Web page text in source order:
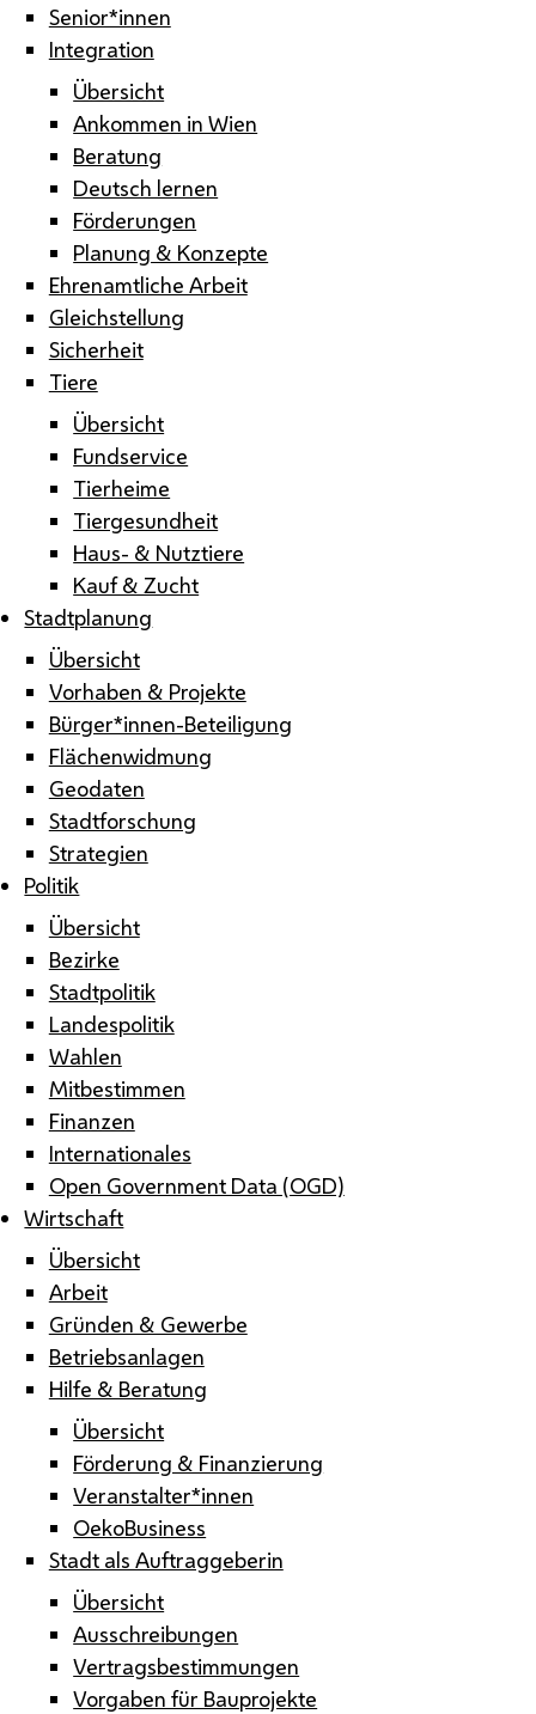
Senior*innen
Integration
Übersicht
Ankommen in Wien
Beratung
Deutsch lernen
Förderungen
Planung & Konzepte
Ehrenamtliche Arbeit
Gleichstellung
Sicherheit
Tiere
Übersicht
Fundservice
Tierheime
Tiergesundheit
Haus- & Nutztiere
Kauf & Zucht
Stadtplanung
Übersicht
Vorhaben & Projekte
Bürger*innen-Beteiligung
Flächenwidmung
Geodaten
Stadtforschung
Strategien
Politik
Übersicht
Bezirke
Stadtpolitik
Landespolitik
Wahlen
Mitbestimmen
Finanzen
Internationales
Open Government Data (OGD)
Wirtschaft
Übersicht
Arbeit
Gründen & Gewerbe
Betriebsanlagen
Hilfe & Beratung
Übersicht
Förderung & Finanzierung
Veranstalter*innen
OekoBusiness
Stadt als Auftraggeberin
Übersicht
Ausschreibungen
Vertragsbestimmungen
Vorgaben für Bauprojekte